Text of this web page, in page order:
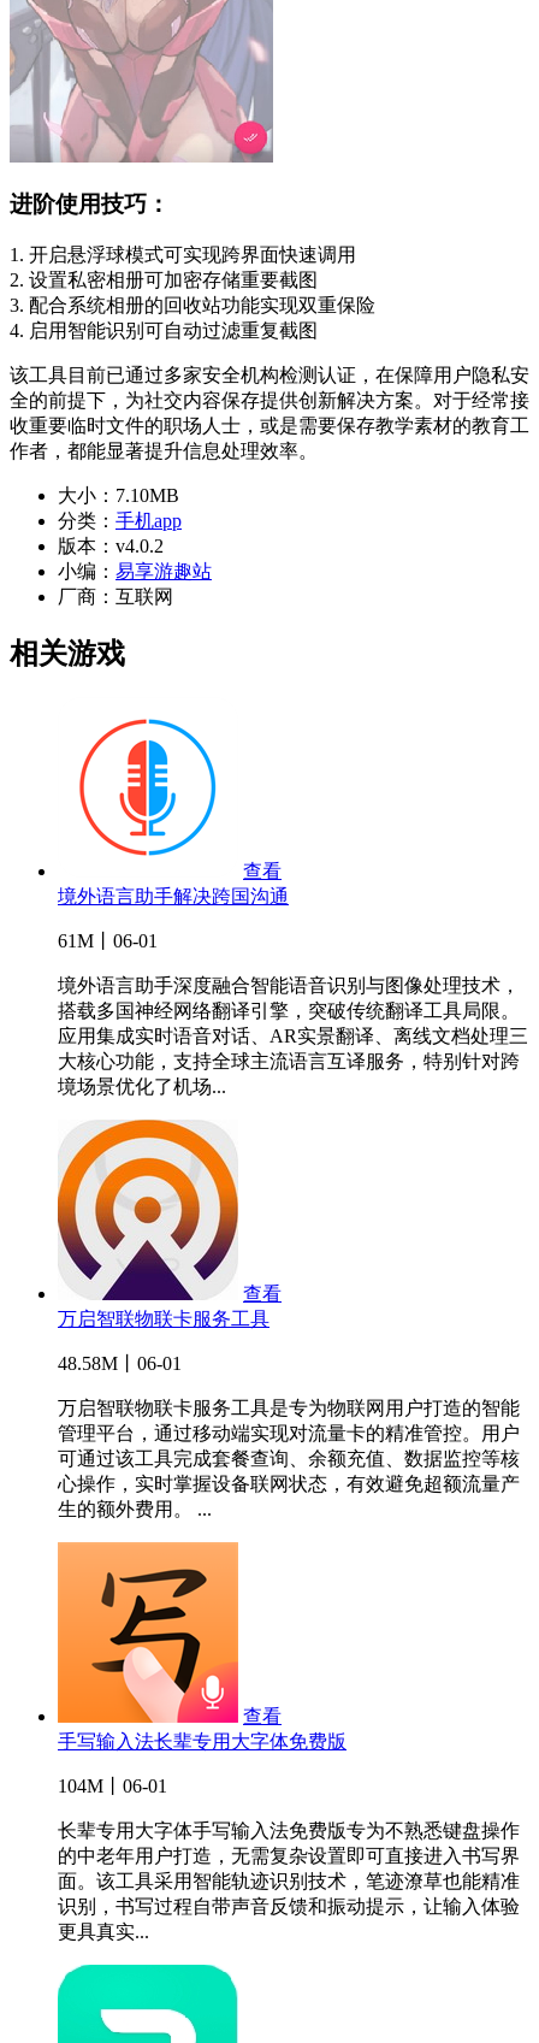
进阶使用技巧：
1. 开启悬浮球模式可实现跨界面快速调用
2. 设置私密相册可加密存储重要截图
3. 配合系统相册的回收站功能实现双重保险
4. 启用智能识别可自动过滤重复截图
该工具目前已通过多家安全机构检测认证，在保障用户隐私安
全的前提下，为社交内容保存提供创新解决方案。对于经常接
收重要临时文件的职场人士，或是需要保存教学素材的教育工
作者，都能显著提升信息处理效率。
大小： 7.10MB
分类： 手机app
版本： v4.0.2
小编： 易享游趣站
厂商： 互联网
相关游戏
查看
境外语言助手解决跨国沟通
61M丨06-01
境外语言助手深度融合智能语音识别与图像处理技术，
搭载多国神经网络翻译引擎，突破传统翻译工具局限。
应用集成实时语音对话、AR实景翻译、离线文档处理三
大核心功能，支持全球主流语言互译服务，特别针对跨
境场景优化了机场...
查看
万启智联物联卡服务工具
48.58M丨06-01
万启智联物联卡服务工具是专为物联网用户打造的智能
管理平台，通过移动端实现对流量卡的精准管控。用户
可通过该工具完成套餐查询、余额充值、数据监控等核
心操作，实时掌握设备联网状态，有效避免超额流量产
生的额外费用。 ...
查看
手写输入法长辈专用大字体免费版
104M丨06-01
长辈专用大字体手写输入法免费版专为不熟悉键盘操作
的中老年用户打造，无需复杂设置即可直接进入书写界
面。该工具采用智能轨迹识别技术，笔迹潦草也能精准
识别，书写过程自带声音反馈和振动提示，让输入体验
更具真实...